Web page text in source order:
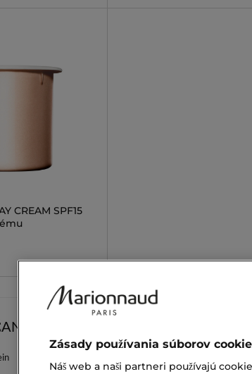
CREAM SPF15
Zásady používania súborov cookie
Náš web a naši partneri používajú